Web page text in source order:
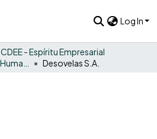
Log In
CDEE - Espíritu Empresarial
Desovelas S.A.